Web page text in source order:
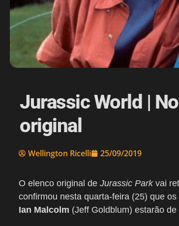
Jurassic World |
original
Wellington Ricelli 25/09/2019
O elenco original de Jurassic Parkvai
confirmou nesta quarta-feira (25) que
Ian Malcolm (Jeff Goldblum) estarão de